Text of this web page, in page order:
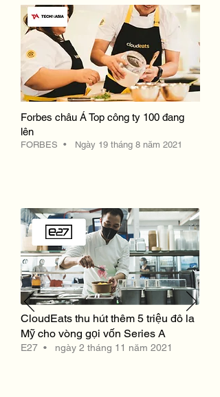
Forbes châu Á Top công ty 100 đang
lên
FORBES • Ngày 19 tháng 8 năm 2021
CloudEats thu hút thêm 5 triệu đô la
Mỹ cho vòng gọi vốn Series A
E27 • ngày 2 tháng 11 năm 2021